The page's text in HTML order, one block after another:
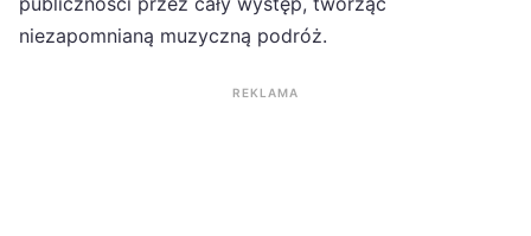
niezapomnianą muzyczną podróż.
REKLAMA